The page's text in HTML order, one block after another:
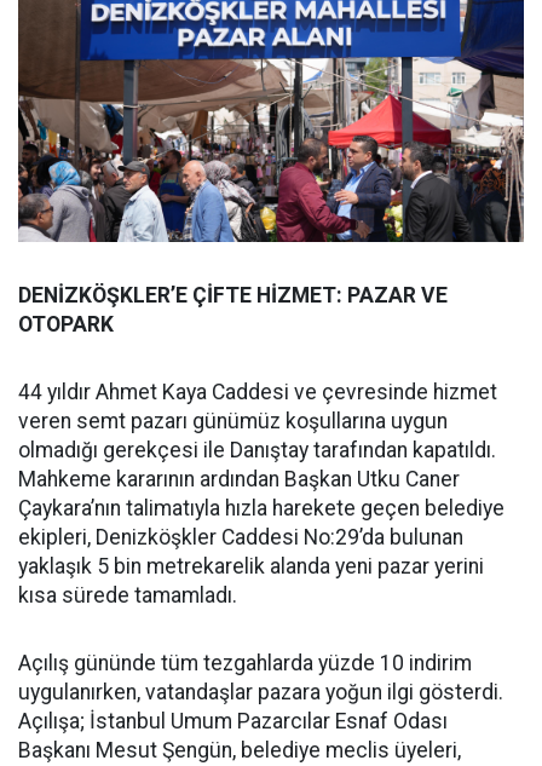
DENİZKÖŞKLER’E ÇİFTE HİZMET: PAZAR VE
OTOPARK
44 yıldır Ahmet Kaya Caddesi ve çevresinde hizmet
veren semt pazarı günümüz koşullarına uygun
olmadığı gerekçesi ile Danıştay tarafından kapatıldı.
Mahkeme kararının ardından Başkan Utku Caner
Çaykara’nın talimatıyla hızla harekete geçen belediye
ekipleri, Denizköşkler Caddesi No:29’da bulunan
yaklaşık 5 bin metrekarelik alanda yeni pazar yerini
kısa sürede tamamladı.
Açılış gününde tüm tezgahlarda yüzde 10 indirim
uygulanırken, vatandaşlar pazara yoğun ilgi gösterdi.
Açılışa; İstanbul Umum Pazarcılar Esnaf Odası
Başkanı Mesut Şengün, belediye meclis üyeleri,